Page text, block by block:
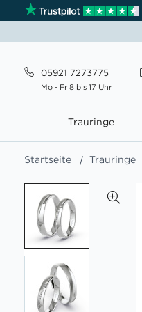
05921 7273775
Mo - Fr 8 bis 17 Uhr
Trauringe
Startseite Trauringe
Ende
der
Bildgalerie
springen